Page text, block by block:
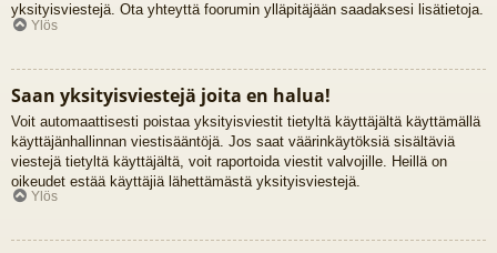
yksityisviestejä. Ota yhteyttä foorumin ylläpitäjään saadaksesi lisätietoja.
Ylös
Saan yksityisviestejä joita en halua!
Voit automaattisesti poistaa yksityisviestit tietyltä käyttäjältä käyttämällä
käyttäjänhallinnan viestisääntöjä. Jos saat väärinkäytöksiä sisältäviä
viestejä tietyltä käyttäjältä, voit raportoida viestit valvojille. Heillä on
oikeudet estää käyttäjiä lähettämästä yksityisviestejä.
Ylös